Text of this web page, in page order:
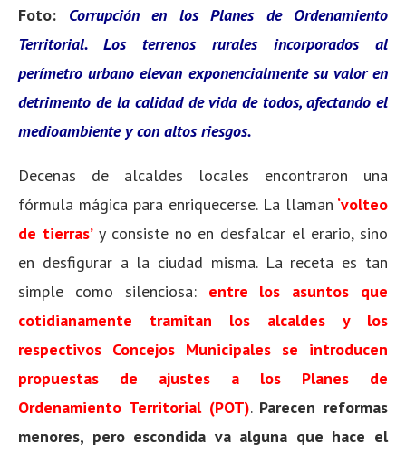
Foto: Corrupción en los Planes de Ordenamiento
Territorial. Los terrenos rurales incorporados al
perímetro urbano elevan exponencialmente su valor en
detrimento de la calidad de vida de todos, afectando el
medioambiente y con altos riesgos.
Decenas de alcaldes locales encontraron una
fórmula mágica para enriquecerse. La llaman ‘volteo
de tierras’ y consiste no en desfalcar el erario, sino
en desfigurar a la ciudad misma. La receta es tan
simple como silenciosa: entre los asuntos que
cotidianamente tramitan los alcaldes y los
respectivos Concejos Municipales se
introducen
propuestas de ajustes a los Planes de
Ordenamiento Territorial (POT). Parecen reformas
menores, pero escondida va alguna que hace el